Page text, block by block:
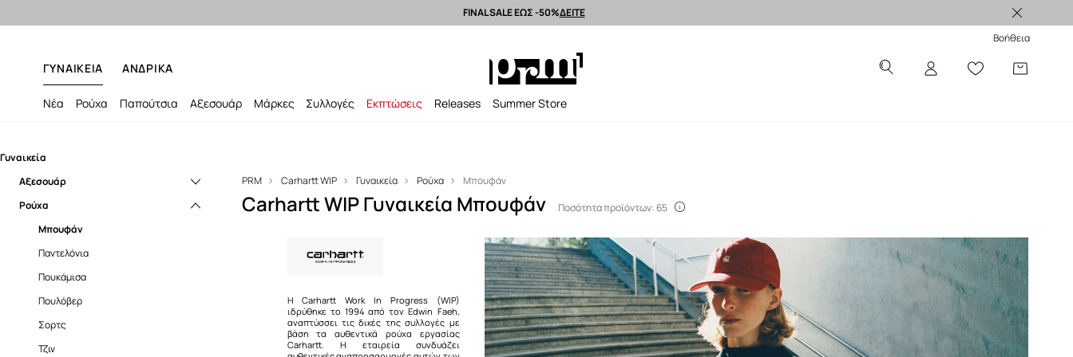
Premium brands >
FINAL SALE ΕΩΣ -50%ΔΕΙΤΕ
Βοήθεια
ΓΥΝΑΙΚΕΙΑ ΑΝΔΡΙΚΑ
Νέα Ρούχα Παπούτσια Αξεσουάρ Μάρκες Συλλογές Εκπτώσεις Releases Summer Store
Γυναικεία
Αξεσουάρ
Ζώνες
Κασκόλ
Κοσμήματα
Μικροσυσκευές και αξεσουάρ
Πορτοφόλια
Σακίδια πλάτης
Σάκοι
Ρούχα
Μπουφάν
Παντελόνια
Πουκάμισα
Πουλόβερ
Σορτς
Τζιν
PRM Carhartt WIP Γυναικεία Ρούχα Μπουφάν
Carhartt WIP Γυναικεία Μπουφάν Ποσότητα προϊόντων: 65
Η Carhartt Work In Progress (WIP)
ιδρύθηκε το 1994 από τον Edwin Faeh,
αναπτύσσει τις δικές της συλλογές με
βάση τα αυθεντικά ρούχα εργασίας
Carhartt. Η εταιρεία συνδυάζει